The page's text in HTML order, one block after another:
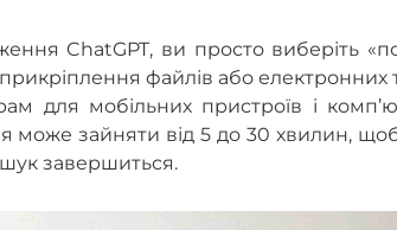
ChatGPT, ви просто виберіть
прикріплення файлів або
для мобільних пристроїв і
може зайняти від 5 до 30 хвилин, щоб
завершиться.